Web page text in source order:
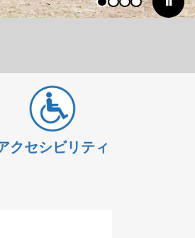
1 2 3 4
クセシビリティ